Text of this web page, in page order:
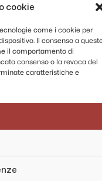
cookie
come i cookie per
Il consenso a
il comportamento di
consenso o la revoca del
caratteristiche e